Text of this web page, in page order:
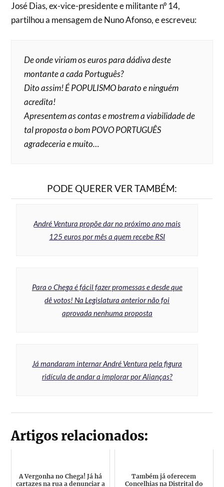
José Dias, ex-vice-presidente e militante nº 14,
partilhou a mensagem de Nuno Afonso, e escreveu:
De onde viriam os euros para dádiva deste
montante a cada Português?
Dito assim! É POPULISMO barato e ninguém
acredita!
Apresentem as contas e mostrem a viabilidade de
tal proposta o bom POVO PORTUGUÊS
agradeceria e muito…
PODE QUERER VER TAMBÉM:
André Ventura propõe dar no próximo ano mais
125 euros por mês a quem recebe RSI
Para o Chega é fácil fazer promessas e desde que
dê votos! Na Legislatura anterior não foi
aprovada nenhuma proposta
Já mandaram internar André Ventura pela figura
ridícula de andar a implorar por Alianças?
Artigos relacionados:
A Vergonha no Chega! Já há
cartazes na rua a denunciar a
Também já oferecem
Concelhias na Distrital do